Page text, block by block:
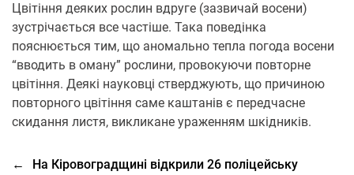
Цвітіння деяких рослин вдруге (зазвичай восени)
зустрічається все частіше. Така поведінка
пояснюється тим, що аномально тепла погода восени
“вводить в оману” рослини, провокуючи повторне
цвітіння. Деякі науковці стверджують, що причиною
повторного цвітіння саме каштанів є передчасне
скидання листя, викликане ураженням шкідників.
←
На Кіровоградщині відкрили 26 поліцейську